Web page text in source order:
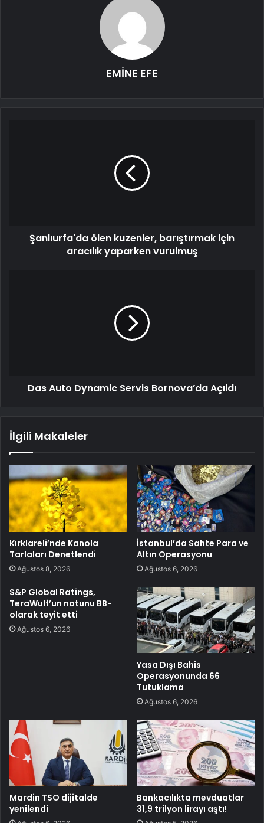
EMİNE EFE
Şanlıurfa'da ölen kuzenler, barıştırmak için
aracılık yaparken vurulmuş
Das Auto Dynamic Servis Bornova’da Açıldı
İlgili Makaleler
Kırklareli’nde Kanola
Tarlaları Denetlendi
Ağustos 8, 2026
İstanbul’da Sahte Para ve
Altın Operasyonu
Ağustos 6, 2026
S&P Global Ratings,
TeraWulf’un notunu BB-
olarak teyit etti
Ağustos 6, 2026
Yasa Dışı Bahis
Operasyonunda 66
Tutuklama
Ağustos 6, 2026
Mardin TSO dijitalde
yenilendi
Bankacılıkta mevduatlar
31,9 trilyon lirayı aştı!